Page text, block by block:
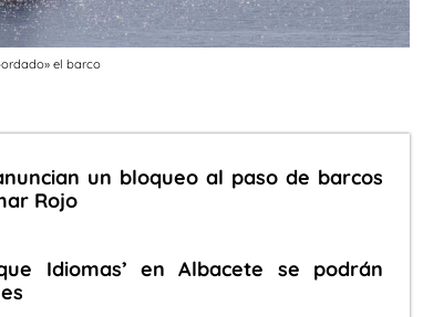
el barco
un bloqueo al paso de barcos
Rojo
Idiomas’ en Albacete se podrán